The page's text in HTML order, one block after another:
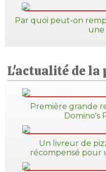
Par quoi peut-on
une
L'actualité de la
Première grande
Domino's
Un livreur de
récompensé pour